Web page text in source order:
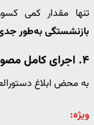
تنها مقدار کمی
بازنشستگی به‌طور
۴. اجرای کامل مصوبه چه زمانی قطعی خواهد شد؟
به محض ابلاغ
ویژه: